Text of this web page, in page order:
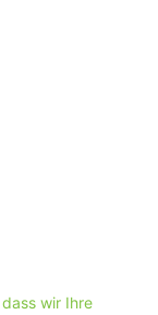
wir Ihre